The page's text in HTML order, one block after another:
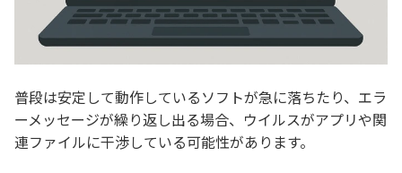
普段は安定して動作しているソフトが急に落ちたり、エラ
ーメッセージが繰り返し出る場合、ウイルスがアプリや関
連ファイルに干渉している可能性があります。